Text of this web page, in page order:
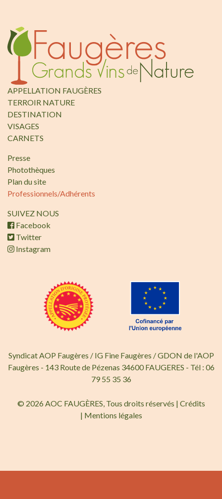
APPELLATION FAUGÈRES
TERROIR NATURE
DESTINATION
VISAGES
CARNETS
Presse
Photothèques
Plan du site
Professionnels/Adhérents
SUIVEZ NOUS
Facebook
Twitter
Instagram
Syndicat AOP Faugères / IG Fine Faugères / GDON de l'AOP
Faugères - 143 Route de Pézenas 34600 FAUGERES - Tél : 06
79 55 35 36
© 2026 AOC FAUGÈRES, Tous droits réservés | Crédits
| Mentions légales